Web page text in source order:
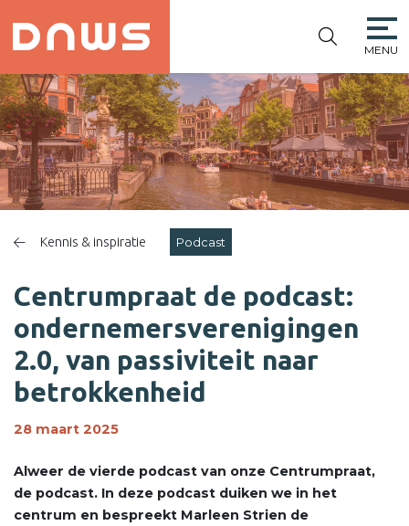
NIEUWE
WINKELSTRAAT
MENU
Kennis & inspiratie Podcast
Centrumpraat de podcast:
ondernemersverenigingen
2.0, van passiviteit naar
betrokkenheid
28 maart 2025
Alweer de vierde podcast van onze Centrumpraat,
de podcast. In deze podcast duiken we in het
centrum en bespreekt Marleen Strien de